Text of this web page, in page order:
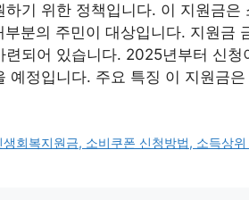
하기 위한 정책입니다. 이 지원금
부분의 주민이 대상입니다. 지원금
련되어 있습니다. 2025년부터 신
예정입니다. 주요 특징 이 지원금
생회복지원금, 소비쿠폰 신청방법, 소득상